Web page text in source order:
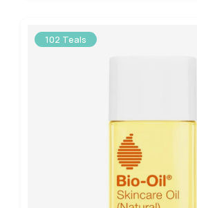
102 Teals